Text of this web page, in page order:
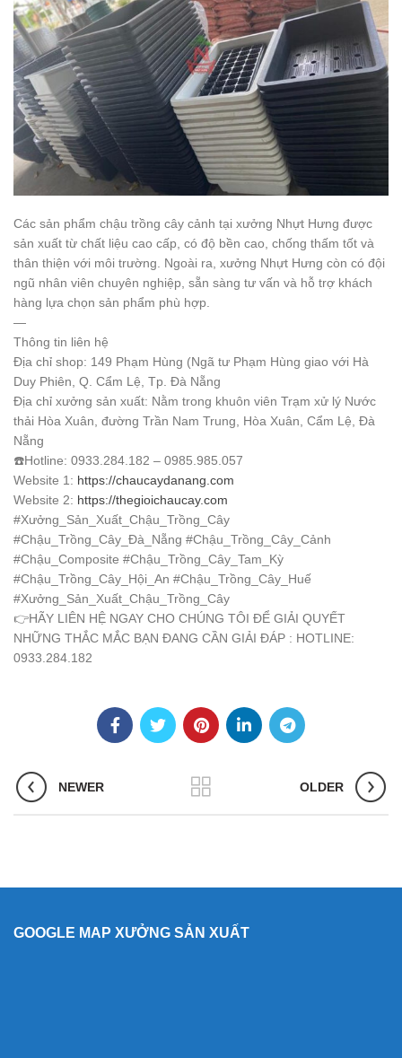
Các sản phẩm chậu trồng cây cảnh tại xưởng Nhựt Hưng được
sản xuất từ chất liệu cao cấp, có độ bền cao, chống thấm tốt và
thân thiện với môi trường. Ngoài ra, xưởng Nhựt Hưng còn có đội
ngũ nhân viên chuyên nghiệp, sẵn sàng tư vấn và hỗ trợ khách
hàng lựa chọn sản phẩm phù hợp.
—
Thông tin liên hệ
Địa chỉ shop: 149 Phạm Hùng (Ngã tư Phạm Hùng giao với Hà
Duy Phiên, Q. Cẩm Lệ, Tp. Đà Nẵng
Địa chỉ xưởng sản xuất: Nằm trong khuôn viên Trạm xử lý Nước
thải Hòa Xuân, đường Trần Nam Trung, Hòa Xuân, Cẩm Lệ, Đà
Nẵng
☎️Hotline: 0933.284.182 – 0985.985.057
Website 1: https://chaucaydanang.com
Website 2: https://thegioichaucay.com
#Xưởng_Sản_Xuất_Chậu_Trồng_Cây
#Chậu_Trồng_Cây_Đà_Nẵng #Chậu_Trồng_Cây_Cảnh
#Chậu_Composite #Chậu_Trồng_Cây_Tam_Kỳ
#Chậu_Trồng_Cây_Hội_An #Chậu_Trồng_Cây_Huế
#Xưởng_Sản_Xuất_Chậu_Trồng_Cây
👉HÃY LIÊN HỆ NGAY CHO CHÚNG TÔI ĐỂ GIẢI QUYẾT
NHỮNG THẮC MẮC BẠN ĐANG CẦN GIẢI ĐÁP : HOTLINE:
0933.284.182
NEWER OLDER
GOOGLE MAP XƯỞNG SẢN XUẤT